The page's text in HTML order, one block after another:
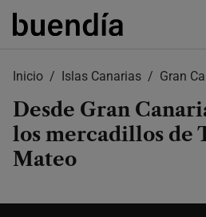
Skip
Inicio Islas Canarias Gran
Desde Gran
los mercadillos de
Mateo